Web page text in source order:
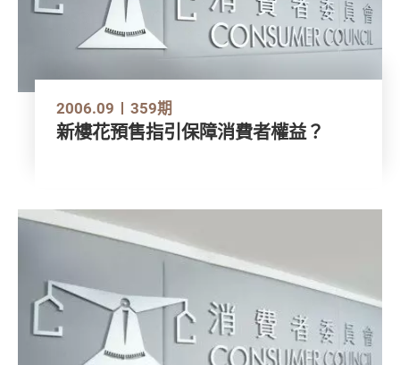
2006.09 359期
新樓花預售指引保障消費者權益？